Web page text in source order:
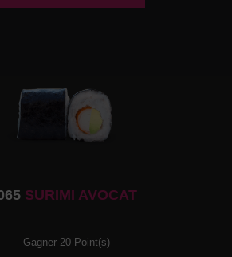
SURIMI AVOCAT
Gagner 20 Point(s)